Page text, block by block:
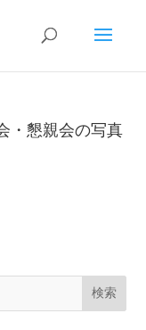
・懇親会の写真